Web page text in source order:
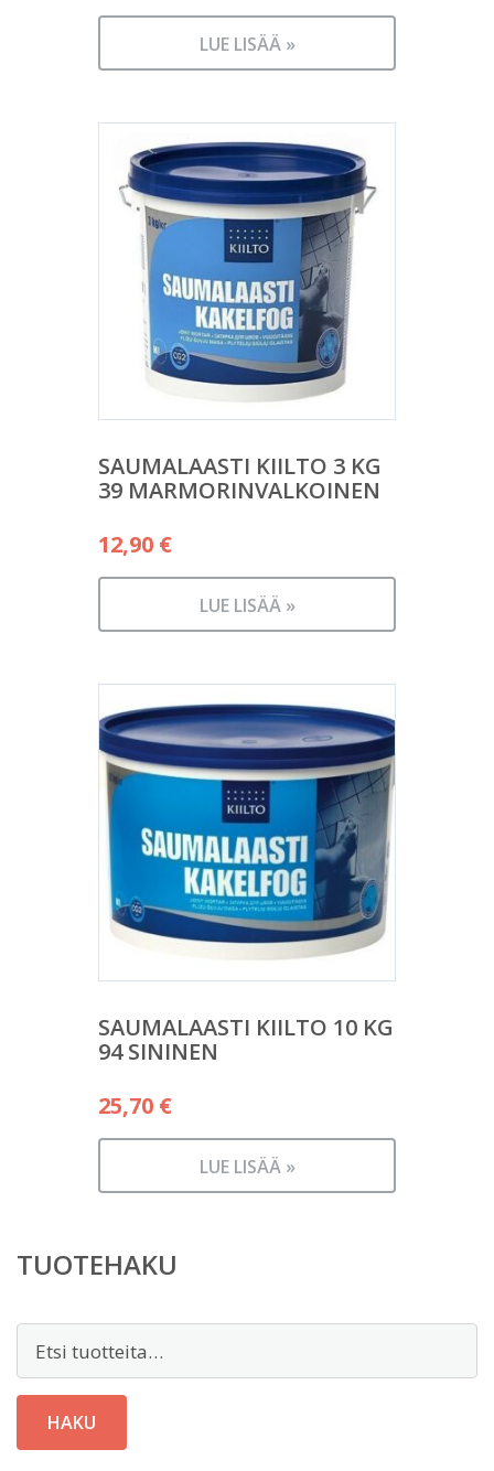
LUE LISÄÄ »
SAUMALAASTI KIILTO 3 KG
39 MARMORINVALKOINEN
12,90 €
LUE LISÄÄ »
SAUMALAASTI KIILTO 10 KG
94 SININEN
25,70 €
LUE LISÄÄ »
TUOTEHAKU
HAKU